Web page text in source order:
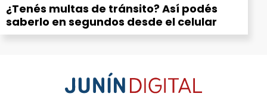
¿Tenés multas de tránsito? Así podés
saberlo en segundos desde el celular